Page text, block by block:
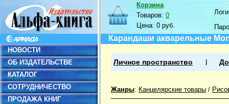
НОВОСТИ
ОБ ИЗДАТЕЛЬСТВЕ
КАТАЛОГ
СОТРУДНИЧЕСТВО
ПРОДАЖА КНИГ
Корзина
Товаров:0
Цена:0 руб.
Карандаши акварельные
Личное пространство
Жанры: Канцелярские товары /